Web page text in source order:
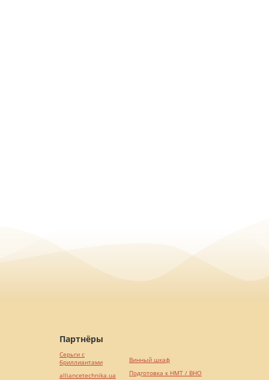
Партнёры
Серьги с
бриллиантами
alliancetechnika.ua
Винный шкаф
Подготовка к НМТ / ВНО